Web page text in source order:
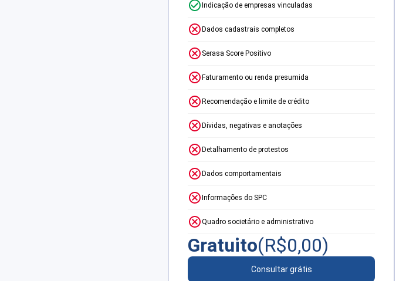
Indicação de empresas vinculadas
Dados cadastrais completos
Serasa Score Positivo
Faturamento ou renda presumida
Recomendação e limite de crédito
Dívidas, negativas e anotações
Detalhamento de protestos
Dados comportamentais
Informações do SPC
Quadro societário e administrativo
Gratuito(R$0,00)
Consultar grátis